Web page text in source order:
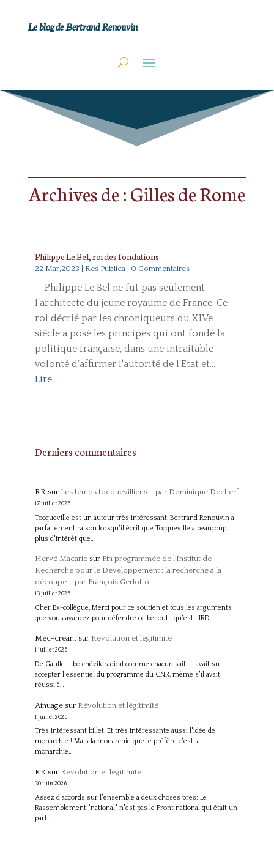
Le blog de Bertrand Renouvin
Archives de : Gilles de Rome
Philippe Le Bel, roi des fondations
22 Mar,2023 Res Publica| 0 Commentaires
Philippe Le Bel ne fut pas seulement
l’architecte du jeune royaume de France. Ce
roi décrié par les chroniqueurs du XIVe
siècle a posé les principes qui ont fondé la
politique française, dans une intraitable
volonté d’affirmer l'autorité de l’Etat et...
Lire
Derniers commentaires
RRsur Les temps tocquevilliens – par Dominique Decherf
17 juillet 2026
Tocqueville est un auteur très intéressant. Bertrand Renouvin a
parfaitement raison lorsqu'il écrit que Tocqueville a beaucoup
plus d'intérêt que…
Hervé Macariesur Fin programmée de l’Institut de
Recherche pour le Développement : la recherche à la
découpe – par François Gerlotto
13 juillet 2026
Cher Ex-collègue, Merci pour ce soutien et tous les arguments
que vous avancez pour défendre ce bel outil qu'est l'IRD…
Méc-créantsur Révolution et légitimité
1 juillet 2026
De Gaulle --bolchévik radical comme chacun sait!-- avait su
accepter l'essentiel du programme du CNR, même s'il avait
réussi à…
Ainuagesur Révolution et légitimité
1 juillet 2026
Très intéressant billet. Et très intéressante aussi l'idée de
monarchie ! Mais la monarchie que je préfère c'est la
monarchie…
RR sur Révolution et légitimité
30 juin 2026
Assez d'accords sur l'ensemble à deux choses près: Le
Rassemblement "national" n'est pas le Front national qui était un
parti…